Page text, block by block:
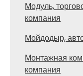
Модуль,
компания
Мойдодыр,
Монтажная
компания